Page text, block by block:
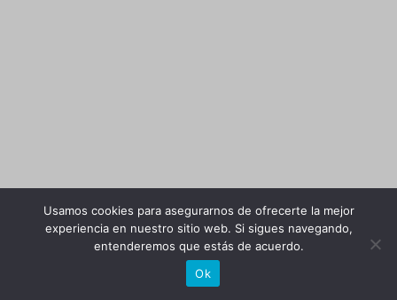
Usamos cookies para asegurarnos de ofrecerte la mejor
experiencia en nuestro sitio web. Si sigues navegando,
entenderemos que estás de acuerdo.
Ok